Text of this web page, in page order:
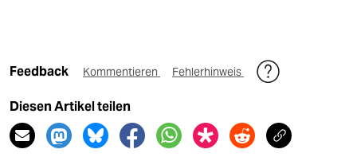
Feedback Kommentieren Fehlerhinweis
Diesen Artikel teilen